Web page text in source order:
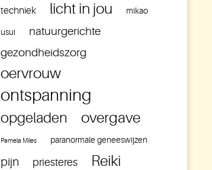
techniek licht in jou mikao
usui
natuurgerichte
gezondheidszorg
oervrouw
ontspanning
opgeladen overgave
Pamela Miles paranormale geneeswijzen
pijn priesteres
Reiki